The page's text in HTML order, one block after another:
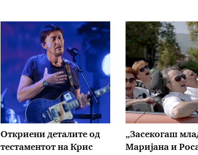
Откриени деталите од
тестаментот на Крис
„Засекогаш
Маријана и